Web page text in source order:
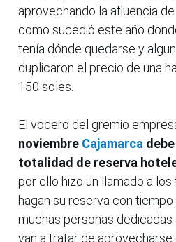
aprovechando la afluencia
como sucedió este año
tenía dónde quedarse y
duplicaron el precio de una
150 soles.
El vocero del gremio
noviembre Cajamarca
totalidad de reserva
por ello hizo un llamado a
hagan su reserva con
muchas personas
van a tratar de